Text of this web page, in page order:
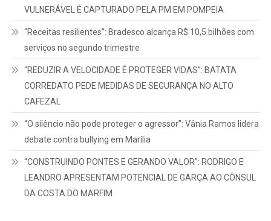
VULNERÁVEL É CAPTURADO PELA PM EM POMPEIA
“Receitas resilientes”: Bradesco alcança R$ 10,5 bilhões com
serviços no segundo trimestre
“REDUZIR A VELOCIDADE É PROTEGER VIDAS”: BATATA
CORREDATO PEDE MEDIDAS DE SEGURANÇA NO ALTO
CAFEZAL
“O silêncio não pode proteger o agressor”: Vânia Ramos lidera
debate contra bullying em Marília
“CONSTRUINDO PONTES E GERANDO VALOR”: RODRIGO E
LEANDRO APRESENTAM POTENCIAL DE GARÇA AO CÔNSUL
DA COSTA DO MARFIM